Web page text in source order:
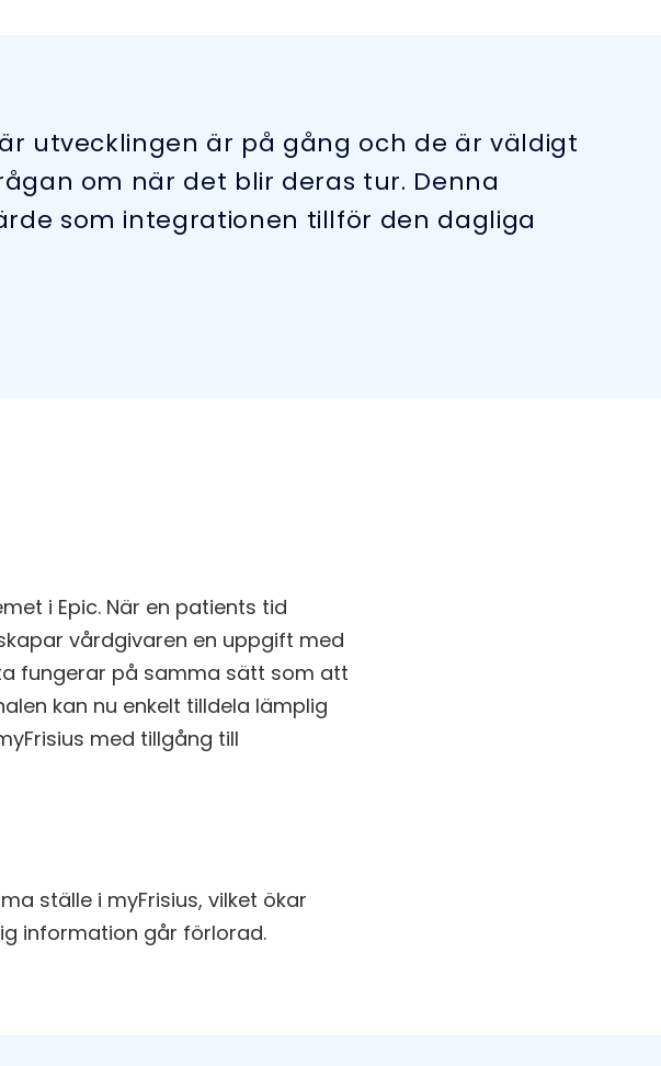
utvecklingen är på gång och de är väldigt
om när det blir deras tur. Denna
som integrationen tillför den dagliga
i Epic. När en patients tid
vårdgivaren en uppgift med
fungerar på samma sätt som att
kan nu enkelt tilldela lämplig
med tillgång till
ställe i myFrisius, vilket ökar
information går förlorad.